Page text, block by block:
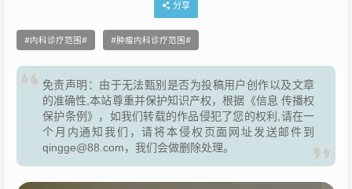
分享
内科诊疗范围 肿瘤内科诊疗范围
免责声明：由于无法甄别是否为投稿用户创作以及文章
的准确性,本站尊重并保护知识产权，根据《信息 传播权
保护条例》，如我们转载的作品侵犯了您的权利,请在一
个月内通知我们，请将本侵权页面网址发送邮件到
qingge@88.com，我们会做删除处理。